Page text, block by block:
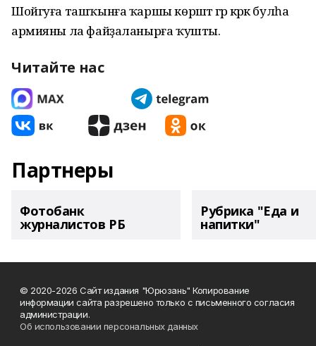
Шойгуға ташҡынға ҡаршы көрәштә әгәр кәрәк булһа
армияны ла файҙаланырға ҡушты.
Читайте нас
Партнеры
Фотобанк
журналистов РБ
Рубрика "Еда и
напитки"
© 2020-2026 Сайт издания "Юрюзань" Копирование
информации сайта разрешено только с письменного согласия
администрации.
Об использовании персональных данных